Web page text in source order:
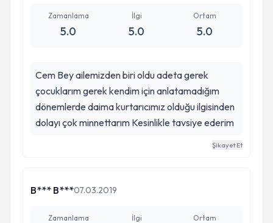
Zamanlama
5.0
İlgi
5.0
Ortam
5.0
Cem Bey ailemizden biri oldu adeta gerek
çocuklarım gerek kendim için anlatamadığım
dönemlerde daima kurtarıcımız olduğu ilgisinden
dolayı çok minnettarım Kesinlikle tavsiye ederim
Şikayet Et
B*** B***07.03.2019
Zamanlama İlgi Ortam